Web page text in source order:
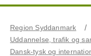
Region Syddanmark
Uddannelse, trafik og
Dansk-tysk og